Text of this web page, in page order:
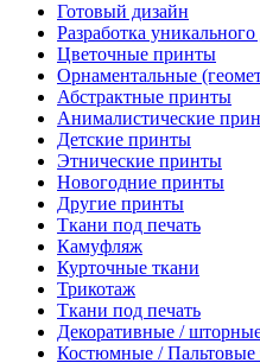
Готовый дизайн
Разработка уникального
Цветочные принты
Орнаментальные
Абстрактные принты
Анималистические
Детские принты
Этнические принты
Новогодние принты
Другие принты
Ткани под печать
Камуфляж
Курточные ткани
Трикотаж
Ткани под печать
Декоративные /
Костюмные / Пальтовые